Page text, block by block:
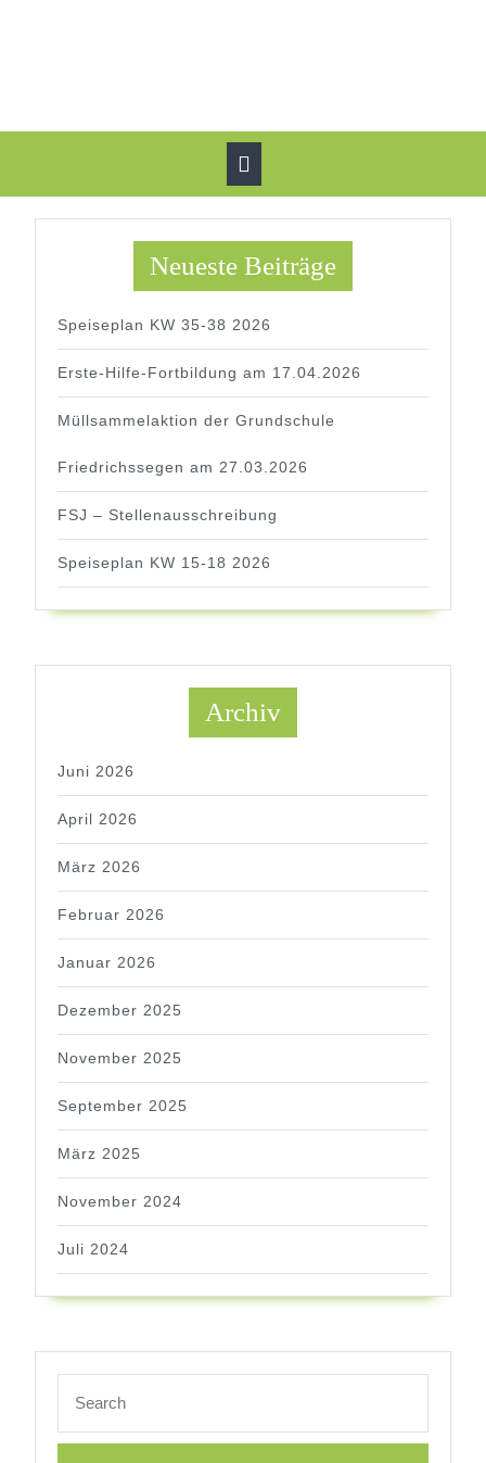
Button
Neueste Beiträge
Speiseplan KW 35-38 2026
Erste-Hilfe-Fortbildung am 17.04.2026
Müllsammelaktion der Grundschule
Friedrichssegen am 27.03.2026
FSJ – Stellenausschreibung
Speiseplan KW 15-18 2026
Archiv
Juni 2026
April 2026
März 2026
Februar 2026
Januar 2026
Dezember 2025
November 2025
September 2025
März 2025
November 2024
Juli 2024
for: